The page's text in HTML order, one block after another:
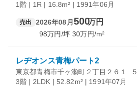
1階 | 1R | 16.8m² | 1991年06月
売出 2026年08月 500万円
98万円/坪 30万円/m²
レヂオンス青梅パート2
東京都青梅市千ヶ瀬町２丁目２６１−５
3階 | 2LDK | 52.82m² | 1991年07月